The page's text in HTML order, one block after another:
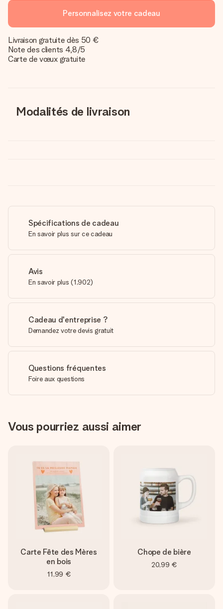
Personnalisez votre cadeau
Livraison gratuite dès 50 €
Note des clients 4,8/5
Carte de vœux gratuite
Modalités de livraison
Spécifications de cadeau
En savoir plus sur ce cadeau
Avis
En savoir plus (1,902)
Cadeau d'entreprise ?
Demandez votre devis gratuit
Questions fréquentes
Foire aux questions
Vous pourriez aussi aimer
Carte Fête des Mères
en bois
11,99 €
Chope de bière
20,99 €